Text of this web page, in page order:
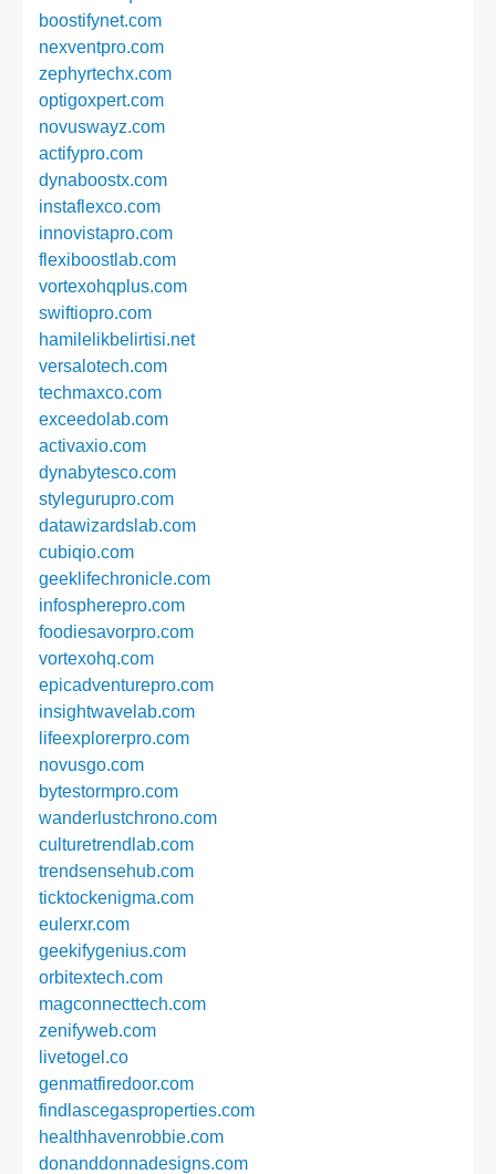
boostifynet.com
nexventpro.com
zephyrtechx.com
optigoxpert.com
novuswayz.com
actifypro.com
dynaboostx.com
instaflexco.com
innovistapro.com
flexiboostlab.com
vortexohqplus.com
swiftiopro.com
hamilelikbelirtisi.net
versalotech.com
techmaxco.com
exceedolab.com
activaxio.com
dynabytesco.com
stylegurupro.com
datawizardslab.com
cubiqio.com
geeklifechronicle.com
infospherepro.com
foodiesavorpro.com
vortexohq.com
epicadventurepro.com
insightwavelab.com
lifeexplorerpro.com
novusgo.com
bytestormpro.com
wanderlustchrono.com
culturetrendlab.com
trendsensehub.com
ticktockenigma.com
eulerxr.com
geekifygenius.com
orbitextech.com
magconnecttech.com
zenifyweb.com
livetogel.co
genmatfiredoor.com
findlascegasproperties.com
healthhavenrobbie.com
donanddonnadesigns.com